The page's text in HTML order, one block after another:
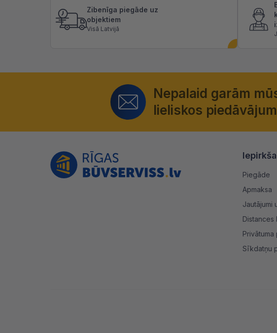
Zibenīga piegāde uz
objektiem
Visā Latvijā
Nepalaid garām
lieliskos
Piegāde
Apmaksa
Jautājumi
Distances
Privātuma
Sīkdatņu